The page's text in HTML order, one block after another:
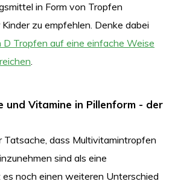
in Form von Tropfen
zu empfehlen. Denke dabei
D Tropfen auf eine einfache Weise
.
und Vitamine in Pillenform - der
Tatsache, dass Multivitamintropfen
sind als eine
noch einen weiteren Unterschied